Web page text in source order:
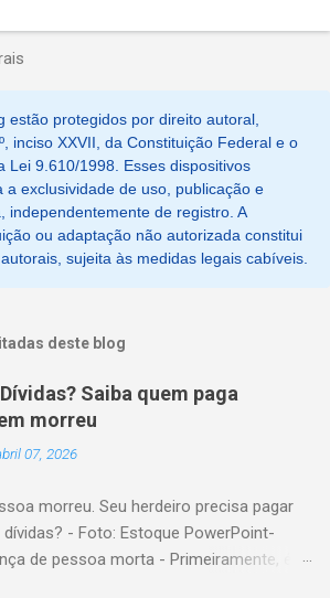
estão protegidos por direito autoral,
inciso XXVII, da Constituição Federal e o
Lei 9.610/1998. Esses dispositivos
a exclusividade de uso, publicação e
independentemente de registro. A
ou adaptação não autorizada constitui
sujeita às medidas legais cabíveis.
deste blog
Saiba quem paga
morreu
07, 2026
morreu. Seu herdeiro precisa pagar
dívidas? - Foto: Estoque PowerPoint-
de pessoa morta - Primeiramente, é